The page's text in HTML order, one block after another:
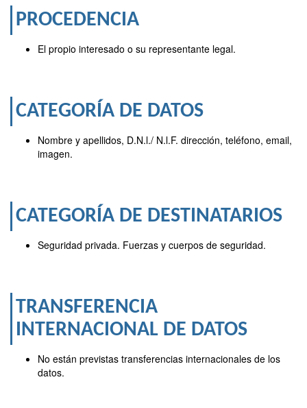
PROCEDENCIA
El propio interesado o su representante legal.
CATEGORÍA DE DATOS
Nombre y apellidos, D.N.l./ N.l.F. dirección, teléfono, email,
imagen.
CATEGORÍA DE DESTINATARIOS
Seguridad privada. Fuerzas y cuerpos de seguridad.
TRANSFERENCIA
INTERNACIONAL DE DATOS
No están previstas transferencias internacionales de los
datos.